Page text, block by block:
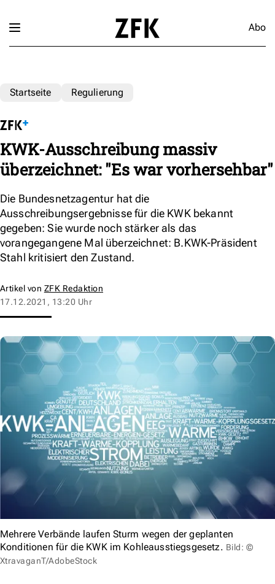
Abo
Startseite Regulierung
KWK-Ausschreibung massiv
überzeichnet: "Es war vorhersehbar"
Die Bundesnetzagentur hat die
Ausschreibungsergebnisse für die KWK bekannt
gegeben: Sie wurde noch stärker als das
vorangegangene Mal überzeichnet: B.KWK-Präsident
Stahl kritisiert den Zustand.
Artikel von ZFK Redaktion
17.12.2021, 13:20 Uhr
Mehrere Verbände laufen Sturm wegen der geplanten
Konditionen für die KWK im Kohleausstiegsgesetz. Bild: ©
XtravaganT/AdobeStock